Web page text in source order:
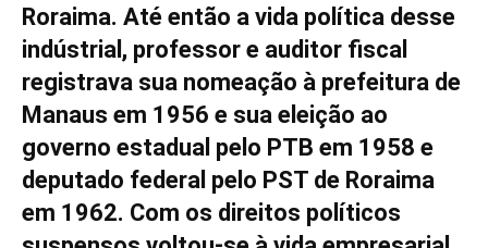
Roraima. Até então a vida política desse
indústrial, professor e auditor fiscal
registrava sua nomeação à prefeitura de
Manaus em 1956 e sua eleição ao
governo estadual pelo PTB em 1958 e
deputado federal pelo PST de Roraima
em 1962. Com os direitos políticos